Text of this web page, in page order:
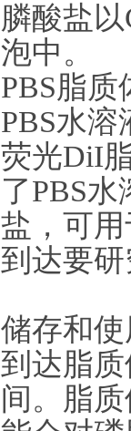
膦酸盐
泡中。
PBS脂
PBS水
荧光DiI
了PBS
盐，可
到达要
储存和
到达脂质
间。脂